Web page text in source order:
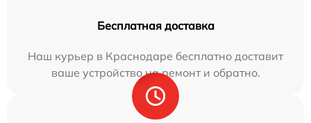
Бесплатная доставка
Наш курьер в Краснодаре бесплатно доставит
ваше устройство на ремонт и обратно.